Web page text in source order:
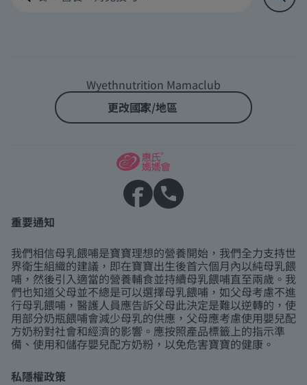
Wyethnutrition Mamaclub
更改國家/地區
重要通知
我們相信母乳餵哺是寶寶理想的營養開始，我們全力支持世
界衛生組織的建議，即在寶寶出生後首六個月內以純母乳餵
哺，然後引入適當的營養輔食並持續母乳餵哺直至兩歲。我
們也知道父母並不總是可以選擇母乳餵哺，如父母考慮不進
行母乳餵哺，醫護人員應告訴父母此決定是難以逆轉的，使
用部分奶瓶餵哺會減少母乳的供應，父母應考慮使用嬰兒配
方奶粉對社會和經濟的影響。應按照產品標籤上的指示準
備、使用和儲存嬰兒配方奶粉，以免危害寶寶的健康。
私隱權政策